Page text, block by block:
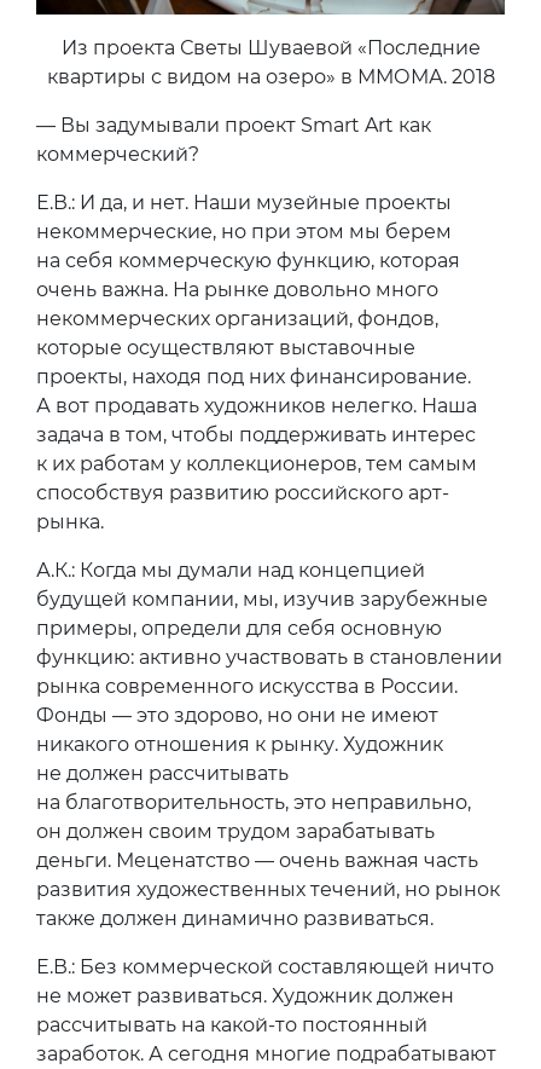
Из проекта Светы Шуваевой «Последние
квартиры с видом на озеро» в ММОМА. 2018
— Вы задумывали проект Smart Art как
коммерческий?
Е.В.: И да, и нет. Наши музейные проекты
некоммерческие, но при этом мы берем
на себя коммерческую функцию, которая
очень важна. На рынке довольно много
некоммерческих организаций, фондов,
которые осуществляют выставочные
проекты, находя под них финансирование.
А вот продавать художников нелегко. Наша
задача в том, чтобы поддерживать интерес
к их работам у коллекционеров, тем самым
способствуя развитию российского арт-
рынка.
А.К.: Когда мы думали над концепцией
будущей компании, мы, изучив зарубежные
примеры, определи для себя основную
функцию: активно участвовать в становлении
рынка современного искусства в России.
Фонды — это здорово, но они не имеют
никакого отношения к рынку. Художник
не должен рассчитывать
на благотворительность, это неправильно,
он должен своим трудом зарабатывать
деньги. Меценатство — очень важная часть
развития художественных течений, но рынок
также должен динамично развиваться.
Е.В.: Без коммерческой составляющей ничто
не может развиваться. Художник должен
рассчитывать на какой-то постоянный
заработок. А сегодня многие подрабатывают